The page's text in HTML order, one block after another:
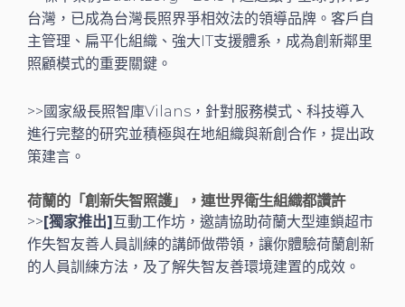
台灣，已成為台灣長照界爭相效法的領導品牌。客戶自
主管理、扁平化組織、強大IT支援體系，成為創新鄰里
照顧模式的重要關鍵。
>>國家級長照智庫Vilans，針對服務模式、科技導入
進行完整的研究並積極與在地組織與新創合作，提出政
策建言。
荷蘭的「創新失智照護」，連世界衛生組織都讚許
>> [獨家推出] 互動工作坊，邀請協助荷蘭大型連鎖超市
作失智友善人員訓練的講師做帶領，讓你體驗荷蘭創新
的人員訓練方法，及了解失智友善環境建置的成效。